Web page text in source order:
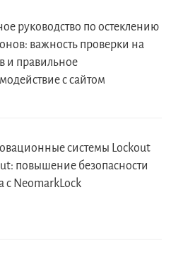
руководство по остеклению
важность проверки на
и правильное
с сайтом
системы Lockout
повышение безопасности
с NeomarkLock